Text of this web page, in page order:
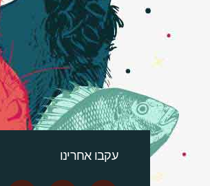
עקבו אחרינו